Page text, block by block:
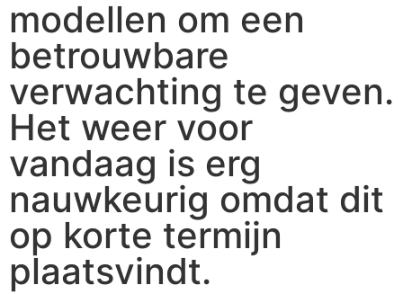
modellen om een
betrouwbare
verwachting te geven.
Het weer voor
vandaag is erg
nauwkeurig omdat dit
op korte termijn
plaatsvindt.